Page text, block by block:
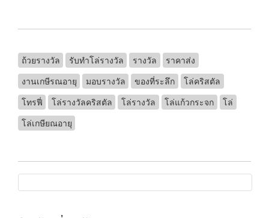
ถ้วยรางวัล รับทําโล่รางวัล รางวัล
ราคาส่ง
งานเกษีรณอายุ
มอบรางวัล ของที่ระลึก
โล่คริสตัล
โทรฟี่
โล่รางวัลคริสตัล โล่รางวัล โล่แก้วกระจก
โล่
โล่เกษียณอายุ